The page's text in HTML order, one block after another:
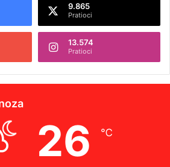
9.865
Pratioci
13.574
Pratioci
26 ℃